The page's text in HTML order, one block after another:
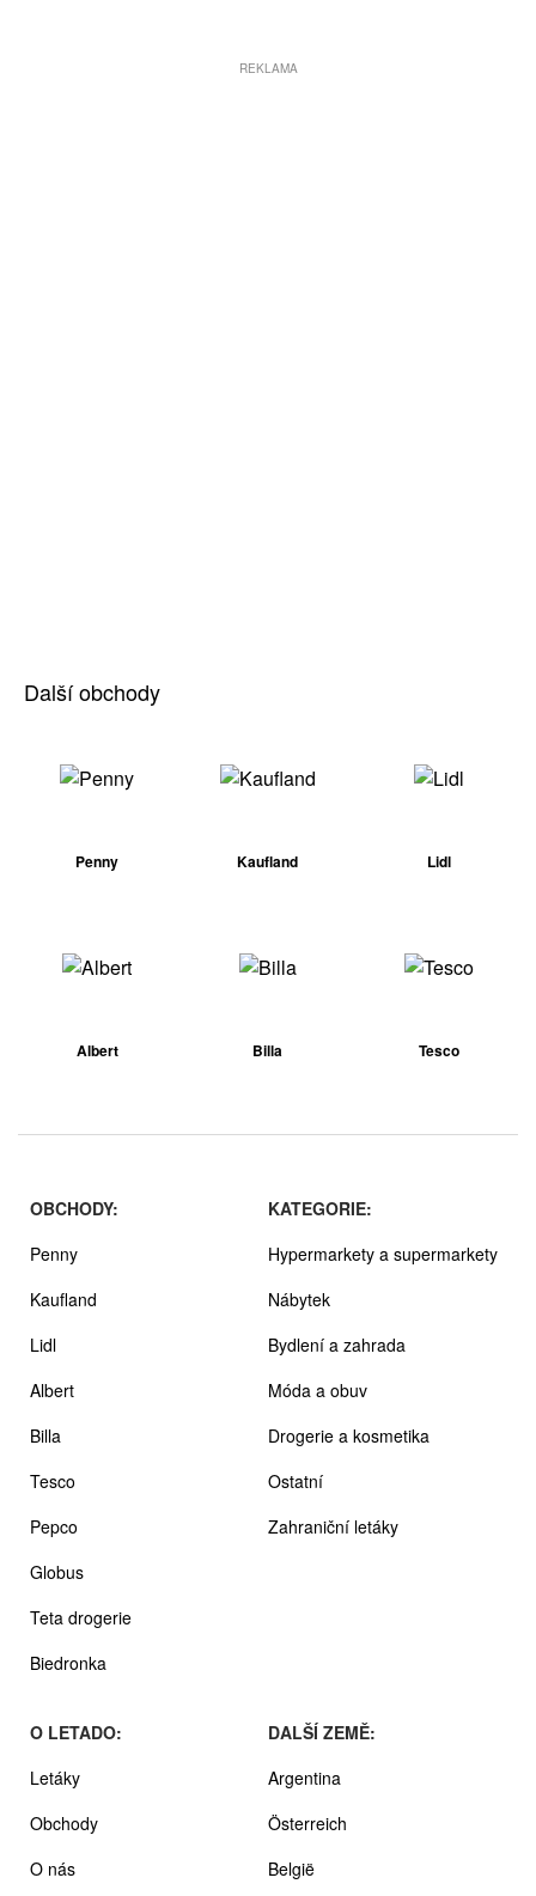
REKLAMA
Další obchody
Penny Kaufland Lidl
Albert Billa Tesco
OBCHODY:
Penny
Kaufland
Lidl
Albert
Billa
Tesco
Pepco
Globus
Teta drogerie
Biedronka
KATEGORIE:
Hypermarkety a supermarkety
Nábytek
Bydlení a zahrada
Móda a obuv
Drogerie a kosmetika
Ostatní
Zahraniční letáky
O LETADO:
Letáky
Obchody
O nás
DALŠÍ ZEMĚ:
Argentina
Österreich
België